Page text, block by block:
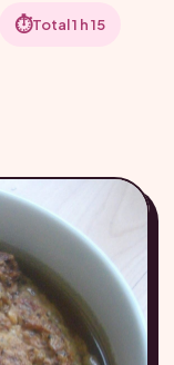
⏱Total 1 h 15